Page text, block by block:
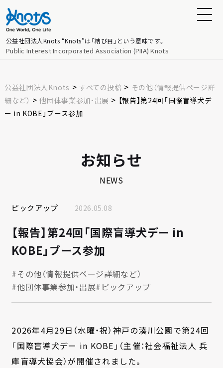
公益社団法人Knots “Knots”は「結び目」という意味です。
Public Interest Incorporated Association (PIIA) Knots
公益社団法人Knots > すべての投稿 > その他（情報提供ページ詳
細など） >他団体事業参加・出展 > 【報告】第24回「国際盲導犬デ
ー in KOBE」ブース参加
お知らせ
NEWS
ピックアップ 2026.05.08
【報告】第24回「国際盲導犬デー in
KOBE」ブース参加
#その他（情報提供ページ詳細など）
#他団体事業参加・出展#ピックアップ
2026年4月29日（水曜・祝）神戸の湊川公園で第24回
「国際盲導犬デー in KOBE」（主催：社会福祉法人 兵
庫盲導犬協会）が開催されました。